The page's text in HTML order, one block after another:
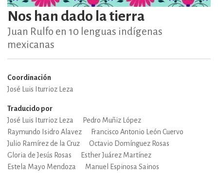
Nos han dado la tierra
Juan Rulfo en 10 lenguas indígenas
mexicanas
Coordinación
José Luis Iturrioz Leza
Traducido por
José Luis Iturrioz Leza
Pedro Muñiz López
Raymundo Isidro Alavez
Francisco Antonio León Cuervo
Julio Ramírez de la Cruz
Octavio Domínguez Rosas
Gloria de Jesús Rosas
Esther Juárez Martínez
Estela Mayo Mendoza
Manuel Espinosa Sainos